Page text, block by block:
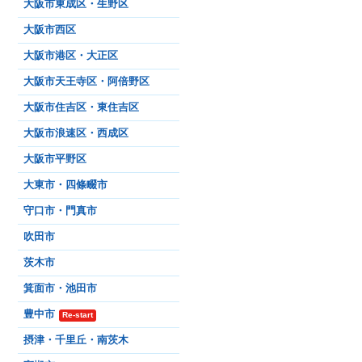
大阪市東成区・生野区
大阪市西区
大阪市港区・大正区
大阪市天王寺区・阿倍野区
大阪市住吉区・東住吉区
大阪市浪速区・西成区
大阪市平野区
大東市・四條畷市
守口市・門真市
吹田市
茨木市
箕面市・池田市
豊中市 Re-start
摂津・千里丘・南茨木